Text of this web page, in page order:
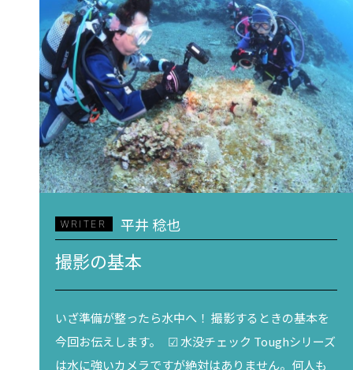
WRITER 平井 稔也
撮影の基本
いざ準備が整ったら水中へ！ 撮影するときの基本を
今回お伝えします。 ☑ 水没チェック Toughシリーズ
は水に強いカメラですが絶対はありません。何人も